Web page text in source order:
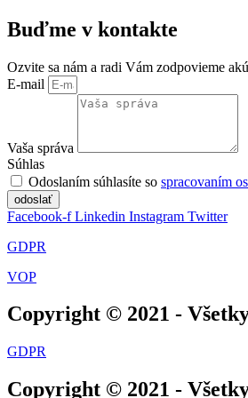
Buďme v kontakte
Ozvite sa nám a radi Vám zodpovieme
E-mail
Vaša správa
Súhlas
Odoslaním súhlasíte so spracovaním
odoslať
Facebook-f Linkedin Instagram Twitter
GDPR
VOP
Copyright © 2021 -
GDPR
Copyright © 2021 -